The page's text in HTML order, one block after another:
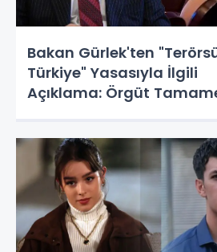
Bakan Gürlek'ten
Türkiye" Yasasıyla İlgili
Açıklama: Örgüt